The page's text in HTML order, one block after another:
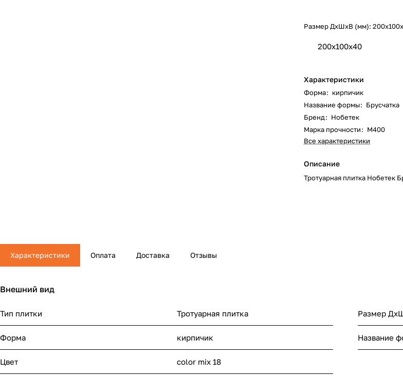
Размер ДхШхВ (мм):
200х100х40
Характеристики
Форма: кирпичик
Название формы: Брусчатка
Бренд: Нобетек
Марка прочности: М400
Все характеристики
Описание
Тротуарная плитка Нобетек
Характеристики Оплата Доставка Отзывы
Внешний вид
Тип плитки Тротуарная плитка Размер
Форма кирпичик Название
Цвет color mix 18